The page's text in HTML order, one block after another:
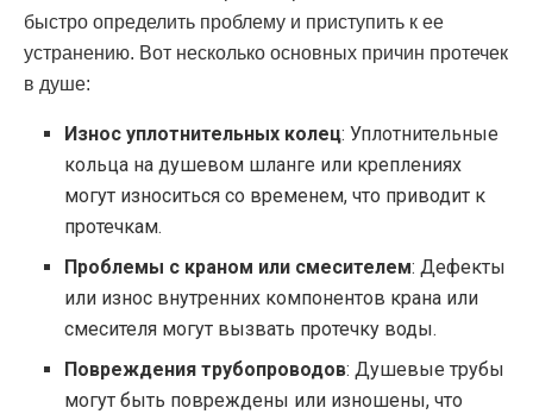
быстро определить проблему и приступить к ее
устранению. Вот несколько основных причин протечек
в душе:
Износ уплотнительных колец: Уплотнительные
кольца на душевом шланге или креплениях
могут износиться со временем, что приводит к
протечкам.
Проблемы с краном или смесителем: Дефекты
или износ внутренних компонентов крана или
смесителя могут вызвать протечку воды.
Повреждения трубопроводов: Душевые трубы
могут быть повреждены или изношены, что